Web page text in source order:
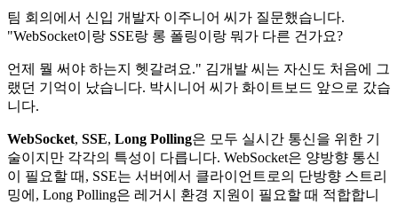
팀 회의에서 신입 개발자 이주니어 씨가 질문했습니다.
"WebSocket이랑 SSE랑 롱 폴링이랑 뭐가 다른 건가요?
언제 뭘 써야 하는지 헷갈려요." 김개발 씨는 자신도 처음에 그
랬던 기억이 났습니다. 박시니어 씨가 화이트보드 앞으로 갔습
니다.
WebSocket, SSE, Long Polling은 모두 실시간 통신을 위한 기
술이지만 각각의 특성이 다릅니다. WebSocket은 양방향 통신
이 필요할 때, SSE는 서버에서 클라이언트로의 단방향 스트리
밍에, Long Polling은 레거시 환경 지원이 필요할 때 적합합니